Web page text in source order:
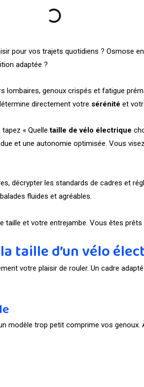
pour vos trajets quotidiens ? Osmose
adaptée ?
lombaires, genoux crispés et fatigue
directement votre sérénité et
tapez « Quelletaille de vélo électrique
et une autonomie optimisée. Vous
décrypter les standards de cadres et
fluides et agréables.
taille et votre entrejambe. Vous êtes
taille d’un vélo
votre plaisir de rouler. Un cadre
modèle trop petit comprime vos